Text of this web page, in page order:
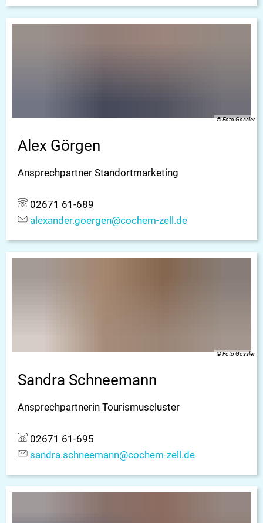
© Foto Gossler
Alex Görgen
Ansprechpartner Standortmarketing
02671 61-689
alexander.goergen@cochem-zell.de
© Foto Gossler
Sandra Schneemann
Ansprechpartnerin Tourismuscluster
02671 61-695
sandra.schneemann@cochem-zell.de